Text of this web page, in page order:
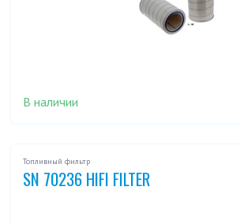
В наличии
Топливный фильтр
SN 70236 HIFI FILTER